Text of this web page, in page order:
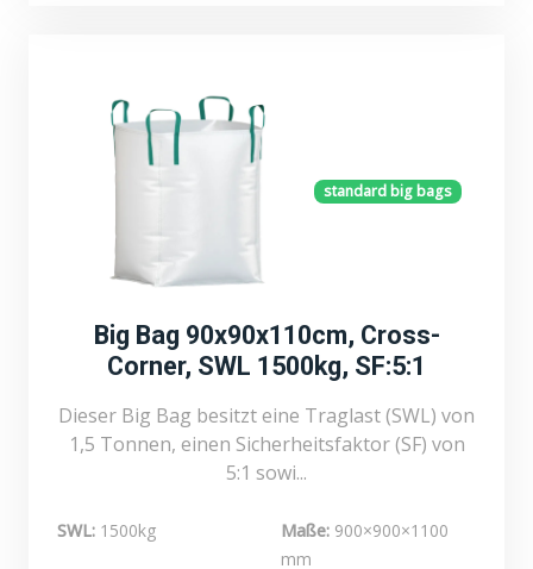
standard big bags
Big Bag 90x90x110cm, Cross-
Corner, SWL 1500kg, SF:5:1
Dieser Big Bag besitzt eine Traglast (SWL) von
1,5 Tonnen, einen Sicherheitsfaktor (SF) von
5:1 sowi...
SWL: 1500kg Maße: 900×900×1100
mm